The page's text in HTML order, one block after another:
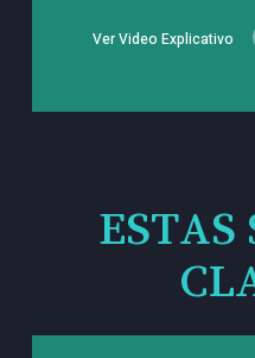
Ver Video Explicativo
ESTAS